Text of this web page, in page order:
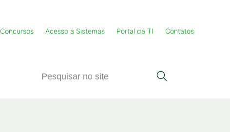
Concursos Acesso a Sistemas Portal da TI Contatos